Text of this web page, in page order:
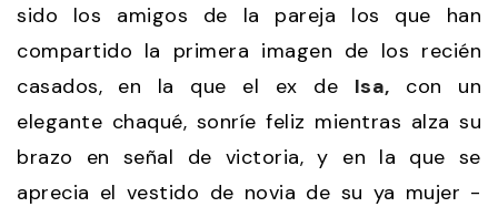
sido los amigos de la pareja los que han
compartido la primera imagen de los recién
casados, en la que el ex de Isa, con un
elegante chaqué, sonríe feliz mientras alza su
brazo en señal de victoria, y en la que se
aprecia el vestido de novia de su ya mujer -